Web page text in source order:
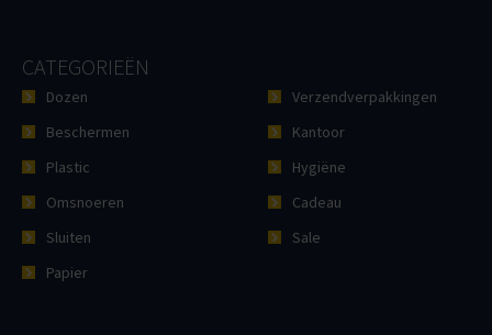
CATEGORIEËN
Dozen
Beschermen
Plastic
Omsnoeren
Sluiten
Papier
Verzendverpakkingen
Kantoor
Hygiëne
Cadeau
Sale